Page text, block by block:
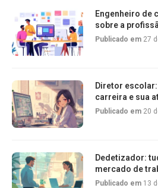
Engenheiro de
sobre a
Publicado em 27
Diretor
carreira e sua
Publicado em 20
Dedetizador:
mercado de
Publicado em 13